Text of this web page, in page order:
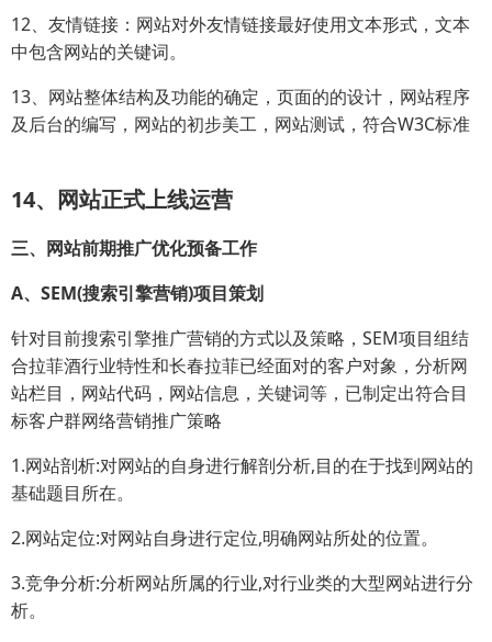
12、友情链接：网站对外友情链接最好使用文本形式，文本
中包含网站的关键词。
13、网站整体结构及功能的确定，页面的的设计，网站程序
及后台的编写，网站的初步美工，网站测试，符合W3C标准
14、网站正式上线运营
三、网站前期推广优化预备工作
A、SEM(搜索引擎营销)项目策划
针对目前搜索引擎推广营销的方式以及策略，SEM项目组结
合拉菲酒行业特性和长春拉菲已经面对的客户对象，分析网
站栏目，网站代码，网站信息，关键词等，已制定出符合目
标客户群网络营销推广策略
1.网站剖析:对网站的自身进行解剖分析,目的在于找到网站的
基础题目所在。
2.网站定位:对网站自身进行定位,明确网站所处的位置。
3.竞争分析:分析网站所属的行业,对行业类的大型网站进行分
析。